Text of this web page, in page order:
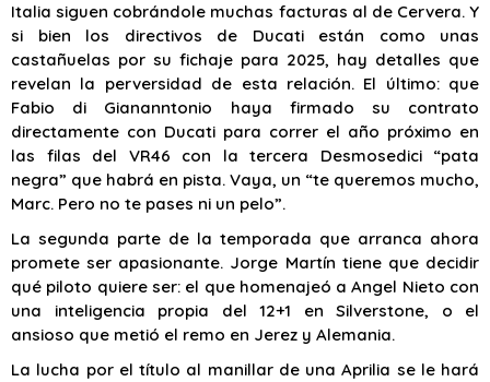
Italia siguen cobrándole muchas facturas al de Cervera. Y
si bien los directivos de Ducati están como unas
castañuelas por su fichaje para 2025, hay detalles que
revelan la perversidad de esta relación. El último: que
Fabio di Giananntonio haya firmado su contrato
directamente con Ducati para correr el año próximo en
las filas del VR46 con la tercera Desmosedici “pata
negra” que habrá en pista. Vaya, un “te queremos mucho,
Marc. Pero no te pases ni un pelo”.
La segunda parte de la temporada que arranca ahora
promete ser apasionante. Jorge Martín tiene que decidir
qué piloto quiere ser: el que homenajeó a Angel Nieto con
una inteligencia propia del 12+1 en Silverstone, o el
ansioso que metió el remo en Jerez y Alemania.
La lucha por el título al manillar de una Aprilia se le hará